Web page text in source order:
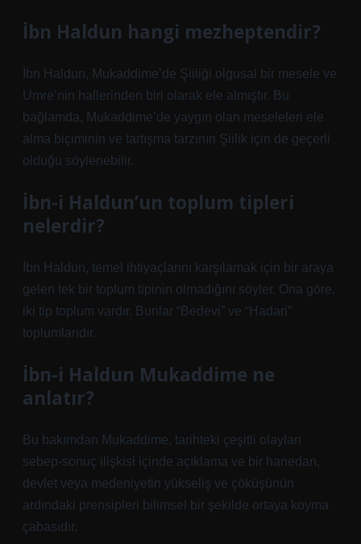
İbn Haldun hangi mezheptendir?
İbn Haldun, Mukaddime’de Şiiliği olgusal bir mesele ve
Umre’nin hallerinden biri olarak ele almıştır. Bu
bağlamda, Mukaddime’de yaygın olan meseleleri ele
alma biçiminin ve tartışma tarzının Şiilik için de geçerli
olduğu söylenebilir.
İbn-i Haldun’un toplum tipleri
nelerdir?
İbn Haldun, temel ihtiyaçlarını karşılamak için bir araya
gelen tek bir toplum tipinin olmadığını söyler. Ona göre,
iki tip toplum vardır. Bunlar “Bedevi” ve “Hadari”
toplumlarıdır.
İbn-i Haldun Mukaddime ne
anlatır?
Bu bakımdan Mukaddime, tarihteki çeşitli olayları
sebep-sonuç ilişkisi içinde açıklama ve bir hanedan,
devlet veya medeniyetin yükseliş ve çöküşünün
ardındaki prensipleri bilimsel bir şekilde ortaya koyma
çabasıdır.